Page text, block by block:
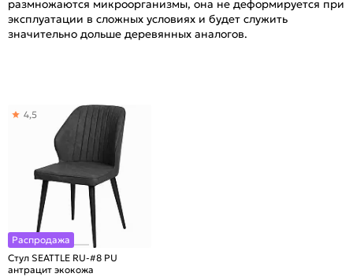
размножаются микроорганизмы, она не деформируется при
эксплуатации в сложных условиях и будет служить
значительно дольше деревянных аналогов.
Распродажа
Стул SEATTLE RU-#8 PU
антрацит экокожа
4,5